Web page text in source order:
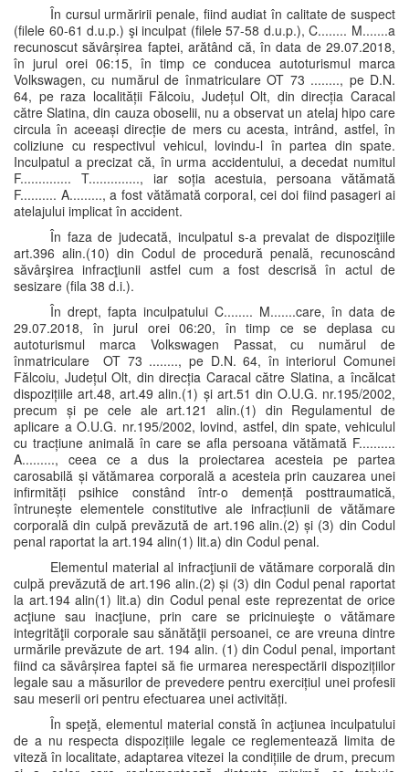
În cursul urmăririi penale, fiind audiat în calitate de suspect
(filele 60-61 d.u.p.) şi inculpat (filele 57-58 d.u.p.), C........ M.......a
recunoscut săvârșirea faptei, arătând că, în data de 29.07.2018,
în jurul orei 06:15, în timp ce conducea autoturismul marca
Volkswagen, cu numărul de înmatriculare OT 73 ........, pe D.N.
64, pe raza localității Fălcoiu, Județul Olt, din direcția Caracal
către Slatina, din cauza oboselii, nu a observat un atelaj hipo care
circula în aceeași direcție de mers cu acesta, intrând, astfel, în
coliziune cu respectivul vehicul, lovindu-l în partea din spate.
Inculpatul a precizat că, în urma accidentului, a decedat numitul
F.............. T.............., iar soția acestuia, persoana vătămată
F.......... A........., a fost vătămată corporal, cei doi fiind pasageri ai
atelajului implicat în accident.
În faza de judecată, inculpatul s-a prevalat de dispoziţiile
art.396 alin.(10) din Codul de procedură penală, recunoscând
săvârşirea infracţiunii astfel cum a fost descrisă în actul de
sesizare (fila 38 d.i.).
În drept, fapta inculpatului C........ M.......care, în data de
29.07.2018, în jurul orei 06:20, în timp ce se deplasa cu
autoturismul marca Volkswagen Passat, cu numărul de
înmatriculare OT 73 ........, pe D.N. 64, în interiorul Comunei
Fălcoiu, Județul Olt, din direcția Caracal către Slatina, a încălcat
dispozițiile art.48, art.49 alin.(1) și art.51 din O.U.G. nr.195/2002,
precum și pe cele ale art.121 alin.(1) din Regulamentul de
aplicare a O.U.G. nr.195/2002, lovind, astfel, din spate, vehiculul
cu tracțiune animală în care se afla persoana vătămată F..........
A........., ceea ce a dus la proiectarea acesteia pe partea
carosabilă și vătămarea corporală a acesteia prin cauzarea unei
infirmități psihice constând într-o demență posttraumatică,
întrunește elementele constitutive ale infracțiunii de vătămare
corporală din culpă prevăzută de art.196 alin.(2) și (3) din Codul
penal raportat la art.194 alin(1) lit.a) din Codul penal.
Elementul material al infracţiunii de vătămare corporală din
culpă prevăzută de art.196 alin.(2) și (3) din Codul penal raportat
la art.194 alin(1) lit.a) din Codul penal este reprezentat de orice
acţiune sau inacţiune, prin care se pricinuieşte o vătămare
integrităţii corporale sau sănătăţii persoanei, ce are vreuna dintre
urmările prevăzute de art. 194 alin. (1) din Codul penal, important
fiind ca săvârșirea faptei să fie urmarea nerespectării dispozițiilor
legale sau a măsurilor de prevedere pentru exercițiul unei profesii
sau meserii ori pentru efectuarea unei activități.
În speţă, elementul material constă în acţiunea inculpatului
de a nu respecta dispozițiile legale ce reglementează limita de
viteză în localitate, adaptarea vitezei la condițiile de drum, precum